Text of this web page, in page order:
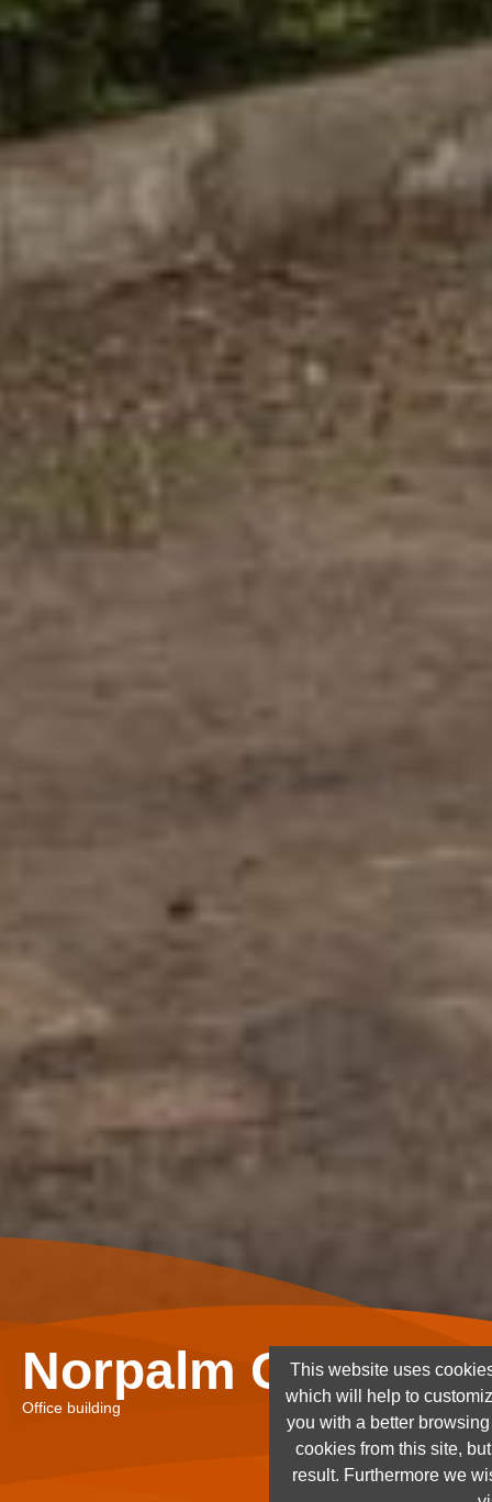
Norpalm Ghana
Office building
This website uses
which will help to
you with a better
cookies from this site,
result. Furthermore we